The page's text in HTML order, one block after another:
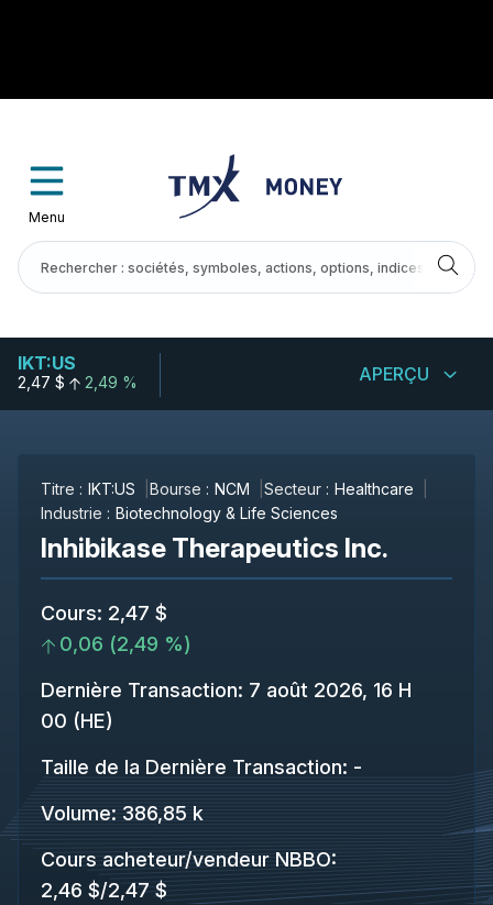
Menu
IKT:US
2,47 $ 2,49 % APERÇU
Titre : IKT:US Bourse : NCM Secteur : Healthcare
Industrie : Biotechnology & Life Sciences
Inhibikase Therapeutics Inc.
Cours: 2,47 $
0,06 (2,49 %)
Dernière Transaction: 7 août 2026, 16 H
00 (HE)
Taille de la Dernière Transaction: -
Volume: 386,85 k
Cours acheteur/vendeur NBBO:
2,46 $/2,47 $